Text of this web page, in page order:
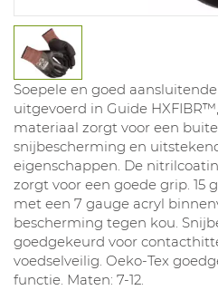
Soepele en goed
uitgevoerd in Guide
materiaal zorgt voor een
snijbescherming en
eigenschappen. De
zorgt voor een goede grip. 15
met een 7 gauge acryl
bescherming tegen kou.
goedgekeurd voor
voedselveilig. Oeko-Tex
functie. Maten: 7-12.